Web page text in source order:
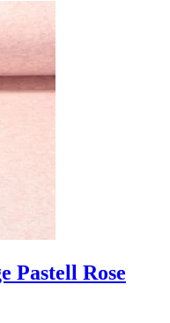
Pastell Rose